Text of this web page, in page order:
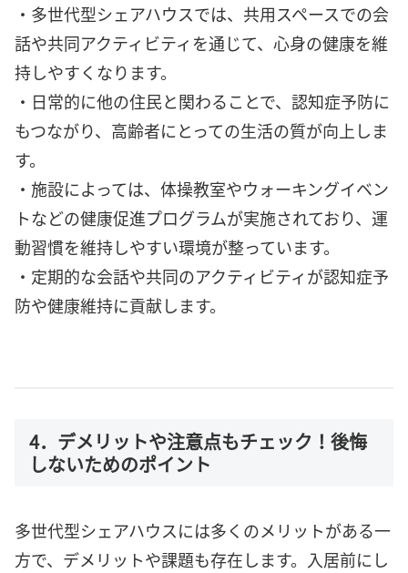
・多世代型シェアハウスでは、共用スペースでの会
話や共同アクティビティを通じて、心身の健康を維
持しやすくなります。
・日常的に他の住民と関わることで、認知症予防に
もつながり、高齢者にとっての生活の質が向上しま
す。
・施設によっては、体操教室やウォーキングイベン
トなどの健康促進プログラムが実施されており、運
動習慣を維持しやすい環境が整っています。
・定期的な会話や共同のアクティビティが認知症予
防や健康維持に貢献します。
4．デメリットや注意点もチェック！後悔
しないためのポイント
多世代型シェアハウスには多くのメリットがある一
方で、デメリットや課題も存在します。入居前にし